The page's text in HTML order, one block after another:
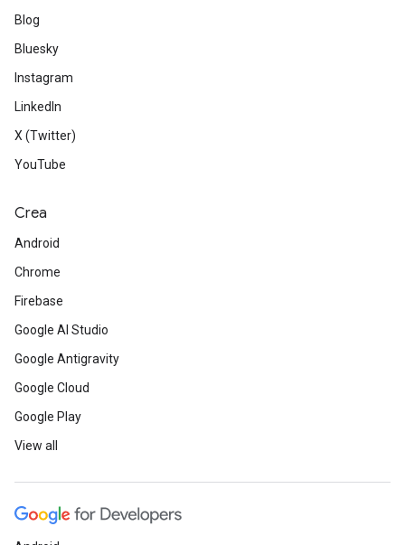
Blog
Bluesky
Instagram
LinkedIn
X (Twitter)
YouTube
Crea
Android
Chrome
Firebase
Google AI Studio
Google Antigravity
Google Cloud
Google Play
View all